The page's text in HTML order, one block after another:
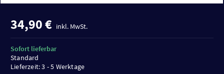
34,90 € inkl. MwSt.
Sofort lieferbar
Standard
Lieferzeit: 3 - 5 Werktage